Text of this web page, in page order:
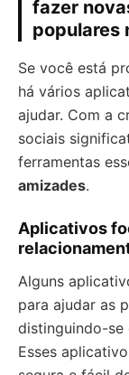
fazer
populares
Se você está
há vários
ajudar. Com a
sociais
ferramentas
amizades.
Aplicativos
Alguns
para ajudar as
distinguindo-se
Esses